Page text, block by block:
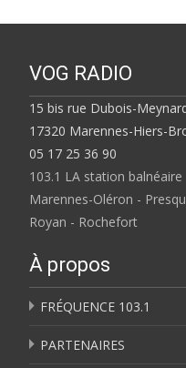
VOG RADIO
15 bis rue Dubois-
17320 Marennes-Hiers-
05 17 25 36 90
103.1 LA station balnéaire
Marennes-Oléron -
Royan - Rochefort
À propos
FRÉQUENCE 103.1
PARTENAIRES